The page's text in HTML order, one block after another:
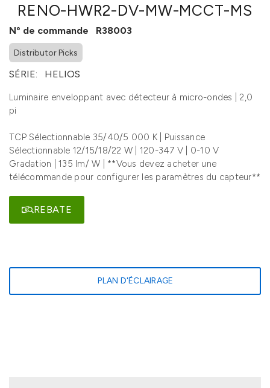
RENO-HWR2-DV-MW-MCCT-MS
Nº de commande R38003
Distributor Picks
SÉRIE: HELIOS
Luminaire enveloppant avec détecteur à micro-ondes | 2,0
pi
TCP Sélectionnable 35/40/5 000 K | Puissance
Sélectionnable 12/15/18/22 W | 120-347 V | 0-10 V
Gradation | 135 lm/ W | **Vous devez acheter une
télécommande pour configurer les paramètres du capteur**
REBATE
PLAN D'ÉCLAIRAGE